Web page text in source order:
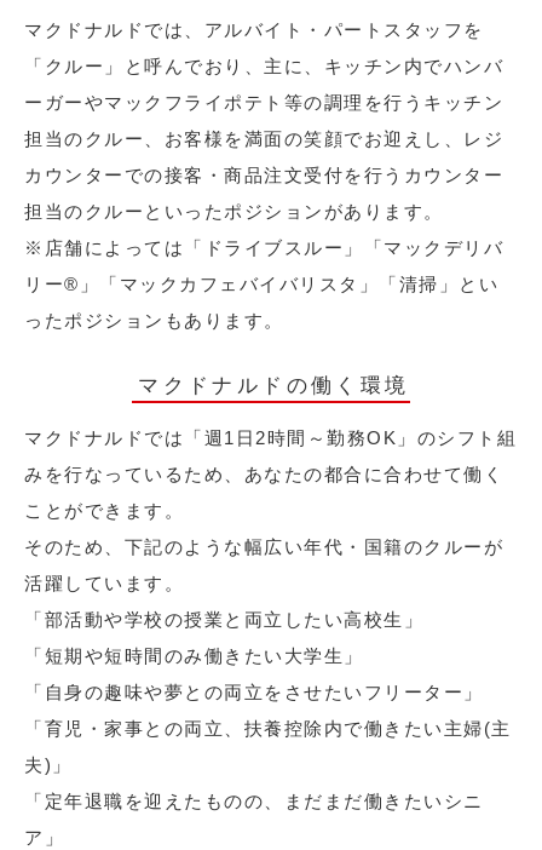
マクドナルドでは、アルバイト・パートスタッフを
「クルー」と呼んでおり、主に、キッチン内でハンバ
ーガーやマックフライポテト等の調理を行うキッチン
担当のクルー、お客様を満面の笑顔でお迎えし、レジ
カウンターでの接客・商品注文受付を行うカウンター
担当のクルーといったポジションがあります。
※店舗によっては「ドライブスルー」「マックデリバ
リー®︎」「マックカフェバイバリスタ」「清掃」とい
ったポジションもあります。
マクドナルドの働く環境
マクドナルドでは「週1日2時間～勤務OK」のシフト組
みを行なっているため、あなたの都合に合わせて働く
ことができます。
そのため、下記のような幅広い年代・国籍のクルーが
活躍しています。
「部活動や学校の授業と両立したい高校生」
「短期や短時間のみ働きたい大学生」
「自身の趣味や夢との両立をさせたいフリーター」
「育児・家事との両立、扶養控除内で働きたい主婦(主
夫)」
「定年退職を迎えたものの、まだまだ働きたいシニ
ア」